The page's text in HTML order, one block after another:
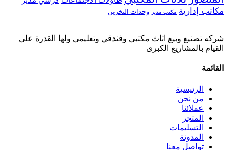
مكاتب إدارية مكتب مدير وحدات التخزين
شركه تصنيع وبيع اثاث مكتبي وفندقي وتعليمي ولها القدرة علي
القيام بالمشاريع الكبرى
القائمة
الرئيسية
من نحن
عملائنا
المتجر
التسليمات
المدونة
تواصل معنا